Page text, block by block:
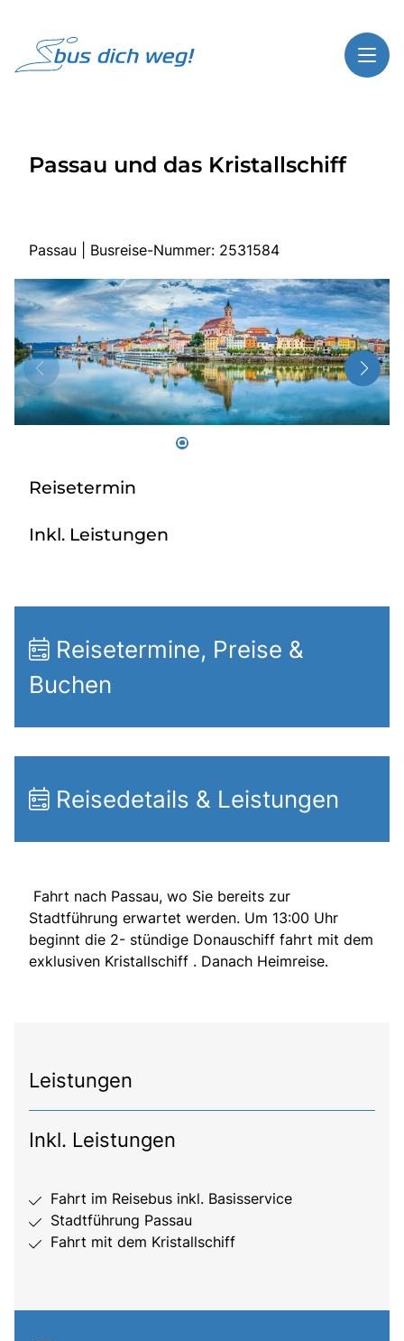
Highlights
Start
Busreisen
Bus mieten
Gutscheinshop
Über bus dich weg!
Sie befinden sich in:
Deutschland
Passau und das Kristallschiff
Passau | Busreise-Nummer: 2531584
Reisetermin
Inkl. Leistungen
Reisetermine, Preise &
Buchen
Reisedetails & Leistungen
Fahrt nach Passau, wo Sie bereits zur
Stadtführung erwartet werden. Um 13:00 Uhr
beginnt die 2- stündige Donauschiff fahrt mit dem
exklusiven Kristallschiff . Danach Heimreise.
Leistungen
Inkl. Leistungen
Fahrt im Reisebus inkl. Basisservice
Stadtführung Passau
Fahrt mit dem Kristallschiff